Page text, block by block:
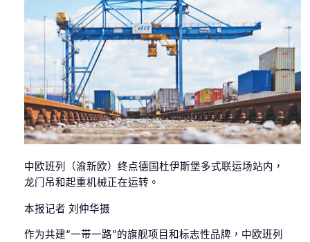
中欧班列（渝新欧）终点德国杜伊斯堡多式联运场站内，
龙门吊和起重机械正在运转。
本报记者 刘仲华摄
作为共建“一带一路”的旗舰项目和标志性品牌，中欧班列